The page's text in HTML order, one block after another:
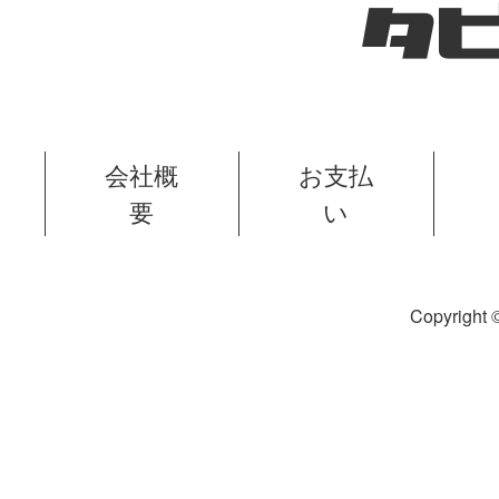
会社概
要
お支払
い
Copyright